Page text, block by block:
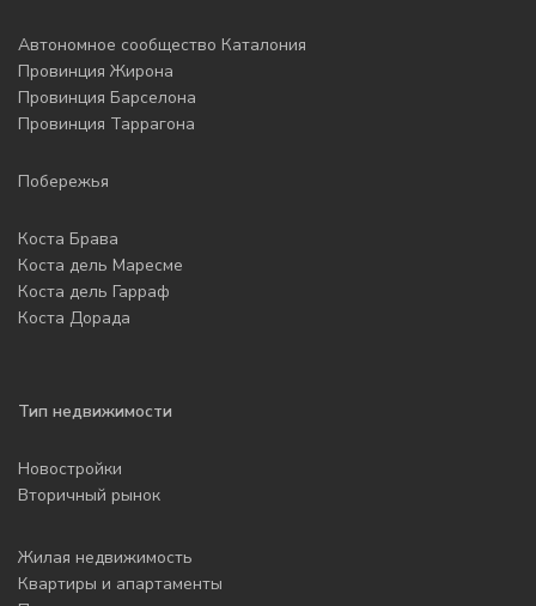
Автономное сообщество Каталония
Провинция Жирона
Провинция Барселона
Провинция Таррагона
Побережья
Коста Брава
Коста дель Маресме
Коста дель Гарраф
Коста Дорада
Тип недвижимости
Новостройки
Вторичный рынок
Жилая недвижимость
Квартиры и апартаменты